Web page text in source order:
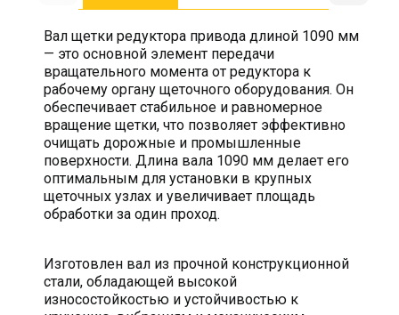
Вал щетки редуктора привода длиной 1090 мм
— это основной элемент передачи
вращательного момента от редуктора к
рабочему органу щеточного оборудования. Он
обеспечивает стабильное и равномерное
вращение щетки, что позволяет эффективно
очищать дорожные и промышленные
поверхности. Длина вала 1090 мм делает его
оптимальным для установки в крупных
щеточных узлах и увеличивает площадь
обработки за один проход.
Изготовлен вал из прочной конструкционной
стали, обладающей высокой
износостойкостью и устойчивостью к